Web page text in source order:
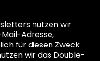
nutzen wir
Adresse,
für diesen Zweck
wir das Double-